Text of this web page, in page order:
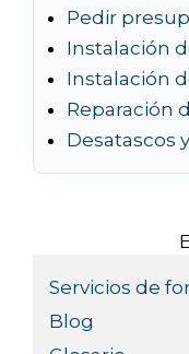
Pedir
Instalación
Instalación
Reparación
Desatascos
Servicios de
Blog